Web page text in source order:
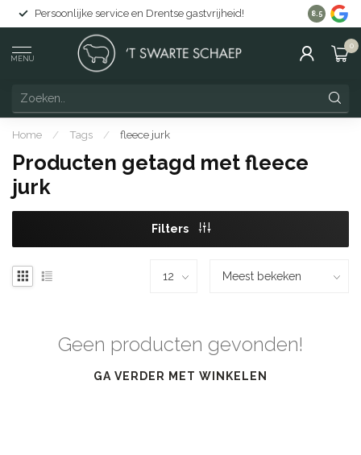
Persoonlijke service en Drentse gastvrijheid! Gratis
8.5
MENU
0
Home / Tags / fleece jurk
Producten getagd met fleece
jurk
Filters
Geen producten gevonden!
GA VERDER MET WINKELEN